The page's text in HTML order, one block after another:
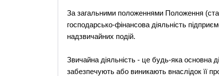
За загальними положеннями Положення
господарсько-фінансова діяльність
надзвичайних подій.
Звичайна діяльність - це будь-яка основна
забезпечують або виникають внаслідок її